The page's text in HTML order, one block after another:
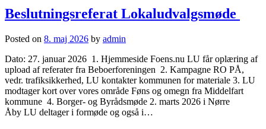
Beslutningsreferat Lokaludvalgsmøde
Posted on 8. maj 2026 by admin
Dato: 27. januar 2026 1. Hjemmeside Foens.nu LU får oplæring af
upload af referater fra Beboerforeningen 2. Kampagne RO PÅ,
vedr. trafiksikkerhed, LU kontakter kommunen for materiale 3. LU
modtager kort over vores område Føns og omegn fra Middelfart
kommune 4. Borger- og Byrådsmøde 2. marts 2026 i Nørre
Åby LU deltager i formøde og også i…